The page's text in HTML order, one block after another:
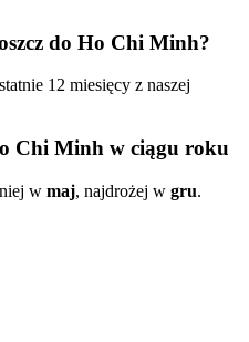
do Ho Chi Minh?
12 miesięcy z naszej
Chi Minh w ciągu roku
w maj, najdrożej w gru.